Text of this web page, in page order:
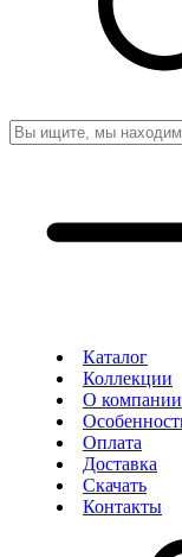
Каталог
Коллекции
О компании
Оплата
Доставка
Скачать
Контакты